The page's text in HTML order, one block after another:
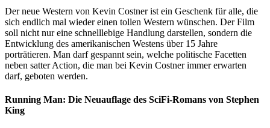
Der neue Western von Kevin Costner ist ein Geschenk für alle, die
sich endlich mal wieder einen tollen Western wünschen. Der Film
soll nicht nur eine schnelllebige Handlung darstellen, sondern die
Entwicklung des amerikanischen Westens über 15 Jahre
porträtieren. Man darf gespannt sein, welche politische Facetten
neben satter Action, die man bei Kevin Costner immer erwarten
darf, geboten werden.
Running Man: Die Neuauflage des SciFi-Romans von Stephen
King